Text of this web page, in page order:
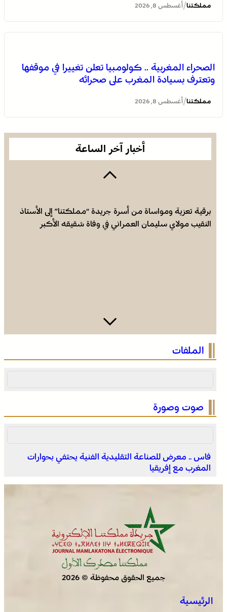
مملكتنا/ أغسطس 8, 2026
الصحراء المغربية .. كولومبيا تعلن تغييرا في موقفها
وتعترف بسيادة المغرب على صحرائه
مملكتنا/ أغسطس 8, 2026
أخبار آخر الساعة
برقية تعزية ومواساة من أسرة جريدة “مملكتنا” إلى الأستاذ
النقيب مولاي سليمان العمراني في وفاة شقيقه الأكبر
الملفات
صوت وصورة
فاس .. معرض للصناعة التقليدية الفنية يحتفي بحوارات
المغرب مع إفريقيا
جميع الحقوق محفوظة © 2026
الرئيسية